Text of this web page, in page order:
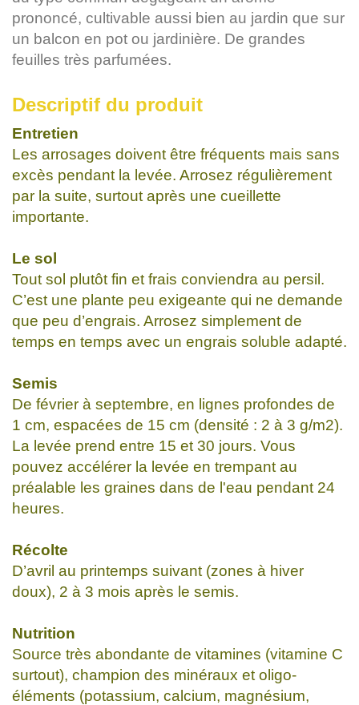
prononcé, cultivable aussi bien au jardin que sur
un balcon en pot ou jardinière. De grandes
feuilles très parfumées.
Descriptif du produit
Entretien
Les arrosages doivent être fréquents mais sans
excès pendant la levée. Arrosez régulièrement
par la suite, surtout après une cueillette
importante.
Le sol
Tout sol plutôt fin et frais conviendra au persil.
C’est une plante peu exigeante qui ne demande
que peu d’engrais. Arrosez simplement de
temps en temps avec un engrais soluble adapté.
Semis
De février à septembre, en lignes profondes de
1 cm, espacées de 15 cm (densité : 2 à 3 g/m2).
La levée prend entre 15 et 30 jours. Vous
pouvez accélérer la levée en trempant au
préalable les graines dans de l'eau pendant 24
heures.
Récolte
D’avril au printemps suivant (zones à hiver
doux), 2 à 3 mois après le semis.
Nutrition
Source très abondante de vitamines (vitamine C
surtout), champion des minéraux et oligo-
éléments (potassium, calcium, magnésium,